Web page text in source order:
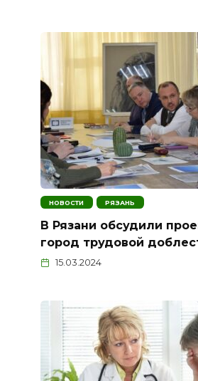
НОВОСТИ РЯЗАНЬ
В Рязани обсудили
город трудовой
15.03.2024